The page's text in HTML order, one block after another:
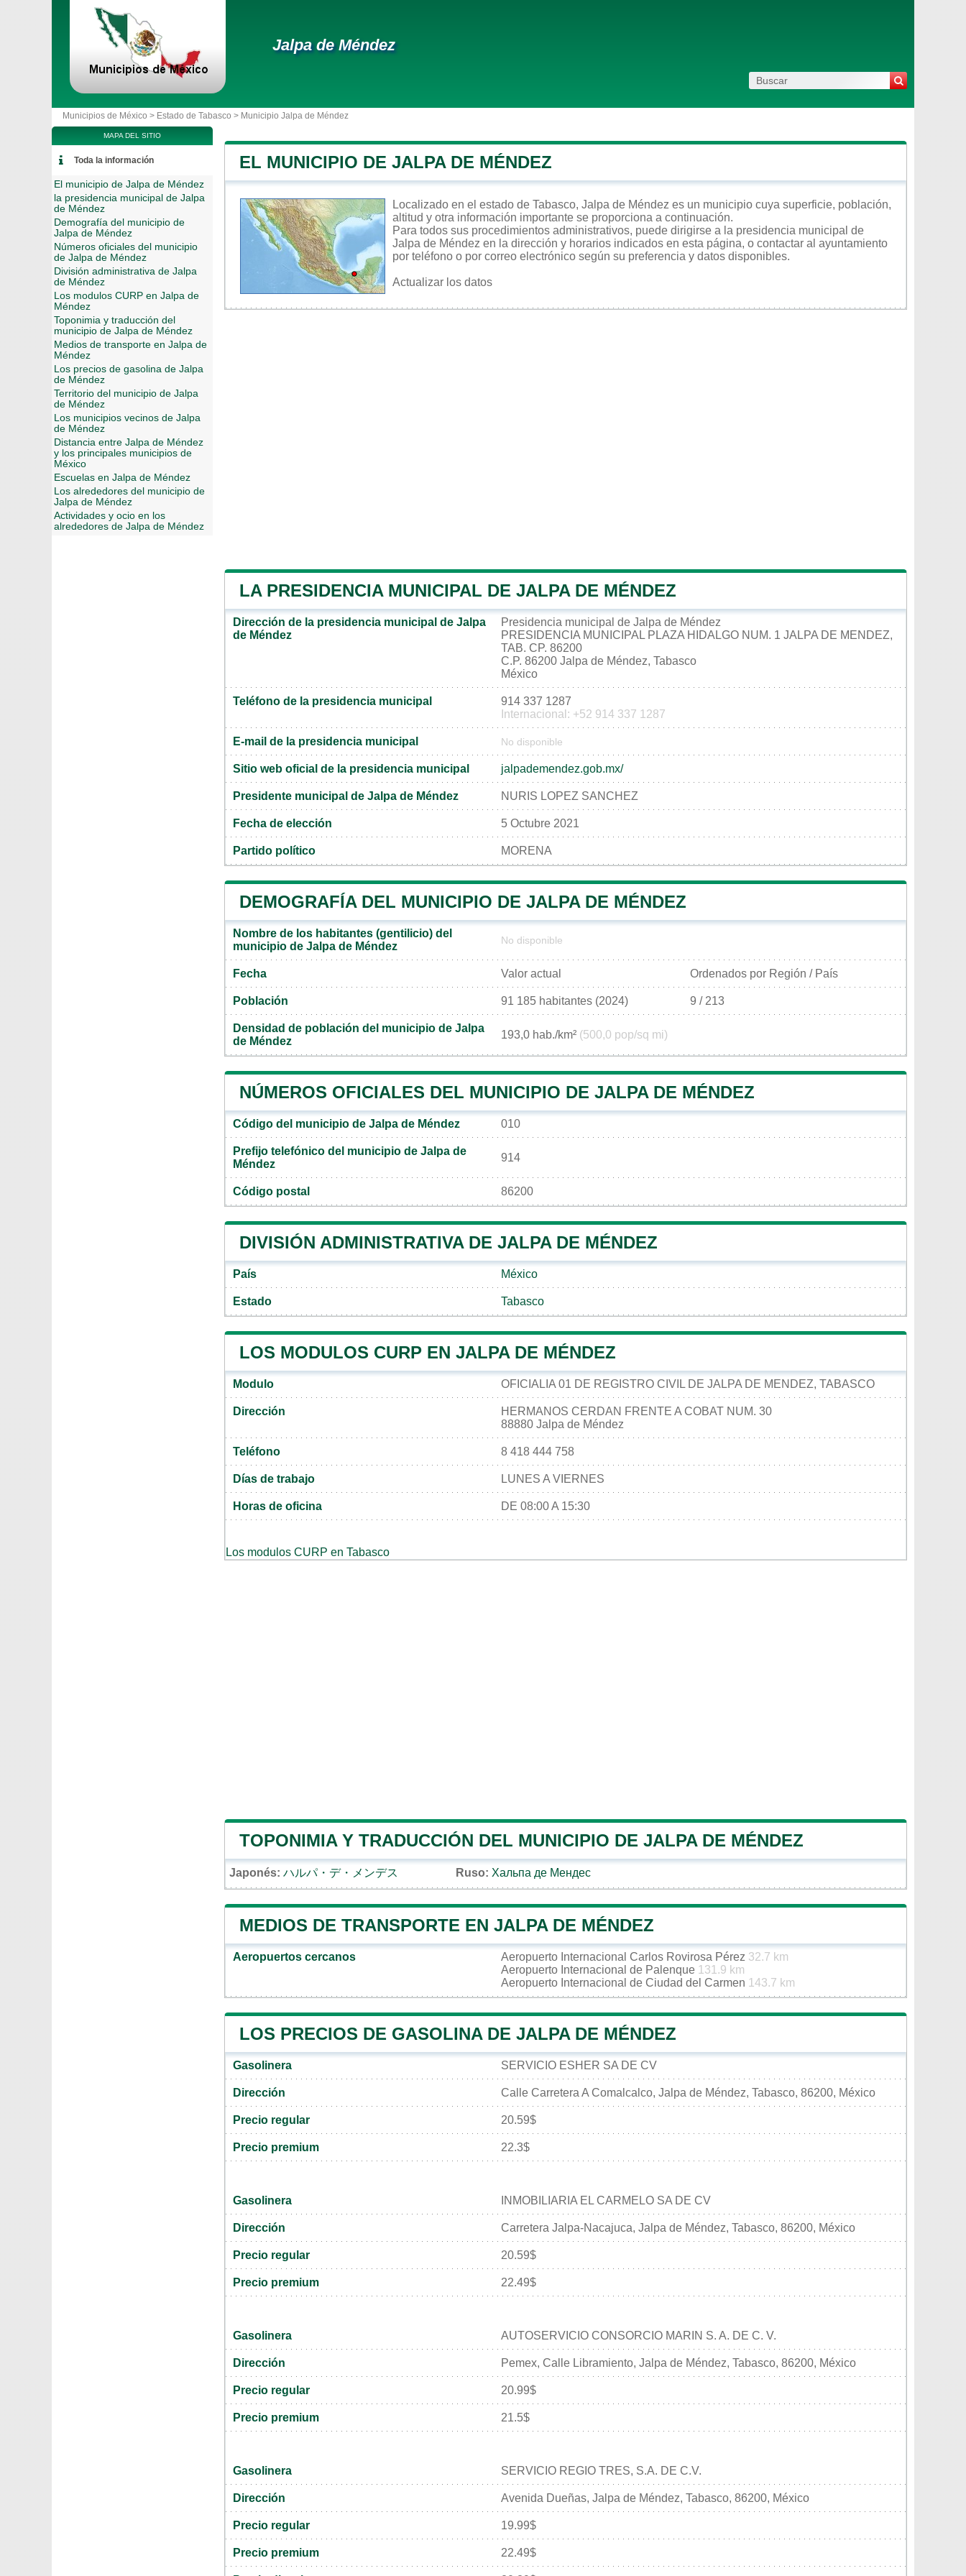
Jalpa de Méndez
Municipios de México > Estado de Tabasco > Municipio Jalpa de Méndez
EL MUNICIPIO DE JALPA DE MÉNDEZ
Localizado en el estado de Tabasco, Jalpa de Méndez es un municipio cuya superficie, población,
altitud y otra información importante se proporciona a continuación.
Para todos sus procedimientos administrativos, puede dirigirse a la presidencia municipal de
Jalpa de Méndez en la dirección y horarios indicados en esta página, o contactar al ayuntamiento
por teléfono o por correo electrónico según su preferencia y datos disponibles.
Actualizar los datos
LA PRESIDENCIA MUNICIPAL DE JALPA DE MÉNDEZ
Dirección de la presidencia municipal de Jalpa
de Méndez
Presidencia municipal de Jalpa de Méndez
PRESIDENCIA MUNICIPAL PLAZA HIDALGO NUM. 1 JALPA DE MENDEZ,
TAB. CP. 86200
C.P. 86200 Jalpa de Méndez, Tabasco
México
Teléfono de la presidencia municipal
914 337 1287
Internacional: +52 914 337 1287
E-mail de la presidencia municipal No disponible
Sitio web oficial de la presidencia municipal jalpademendez.gob.mx/
Presidente municipal de Jalpa de Méndez NURIS LOPEZ SANCHEZ
Fecha de elección 5 Octubre 2021
Partido político MORENA
DEMOGRAFÍA DEL MUNICIPIO DE JALPA DE MÉNDEZ
Nombre de los habitantes (gentilicio) del
municipio de Jalpa de Méndez
No disponible
Fecha Valor actual Ordenados por Región / País
Población 91 185 habitantes (2024) 9 / 213
Densidad de población del municipio de Jalpa
de Méndez
193,0 hab./km² (500,0 pop/sq mi)
NÚMEROS OFICIALES DEL MUNICIPIO DE JALPA DE MÉNDEZ
Código del municipio de Jalpa de Méndez 010
Prefijo telefónico del municipio de Jalpa de
Méndez
914
Código postal 86200
DIVISIÓN ADMINISTRATIVA DE JALPA DE MÉNDEZ
País México
Estado Tabasco
LOS MODULOS CURP EN JALPA DE MÉNDEZ
Modulo OFICIALIA 01 DE REGISTRO CIVIL DE JALPA DE MENDEZ, TABASCO
Dirección
HERMANOS CERDAN FRENTE A COBAT NUM. 30
88880 Jalpa de Méndez
Teléfono 8 418 444 758
Días de trabajo LUNES A VIERNES
Horas de oficina DE 08:00 A 15:30
Los modulos CURP en Tabasco
TOPONIMIA Y TRADUCCIÓN DEL MUNICIPIO DE JALPA DE MÉNDEZ
Japonés: ハルパ・デ・メンデス Ruso: Хальпа де Мендес
MEDIOS DE TRANSPORTE EN JALPA DE MÉNDEZ
Aeropuertos cercanos Aeropuerto Internacional Carlos Rovirosa Pérez 32.7 km
Aeropuerto Internacional de Palenque 131.9 km
Aeropuerto Internacional de Ciudad del Carmen 143.7 km
LOS PRECIOS DE GASOLINA DE JALPA DE MÉNDEZ
Gasolinera SERVICIO ESHER SA DE CV
Dirección Calle Carretera A Comalcalco, Jalpa de Méndez, Tabasco, 86200, México
Precio regular 20.59$
Precio premium 22.3$
Gasolinera INMOBILIARIA EL CARMELO SA DE CV
Dirección Carretera Jalpa-Nacajuca, Jalpa de Méndez, Tabasco, 86200, México
Precio regular 20.59$
Precio premium 22.49$
Gasolinera AUTOSERVICIO CONSORCIO MARIN S. A. DE C. V.
Dirección Pemex, Calle Libramiento, Jalpa de Méndez, Tabasco, 86200, México
Precio regular 20.99$
Precio premium 21.5$
Gasolinera SERVICIO REGIO TRES, S.A. DE C.V.
Dirección Avenida Dueñas, Jalpa de Méndez, Tabasco, 86200, México
Precio regular 19.99$
Precio premium 22.49$
MAPA DEL SITIO
Toda la información
El municipio de Jalpa de Méndez
la presidencia municipal de Jalpa
de Méndez
Demografía del municipio de
Jalpa de Méndez
Números oficiales del municipio
de Jalpa de Méndez
División administrativa de Jalpa
de Méndez
Los modulos CURP en Jalpa de
Méndez
Toponimia y traducción del
municipio de Jalpa de Méndez
Medios de transporte en Jalpa de
Méndez
Los precios de gasolina de Jalpa
de Méndez
Territorio del municipio de Jalpa
de Méndez
Los municipios vecinos de Jalpa
de Méndez
Distancia entre Jalpa de Méndez
y los principales municipios de
México
Escuelas en Jalpa de Méndez
Los alrededores del municipio de
Jalpa de Méndez
Actividades y ocio en los
alrededores de Jalpa de Méndez